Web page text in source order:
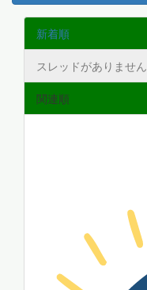
新着順
スレッドがありません
関連順